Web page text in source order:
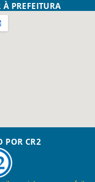
PREFEITURA
POR CR2